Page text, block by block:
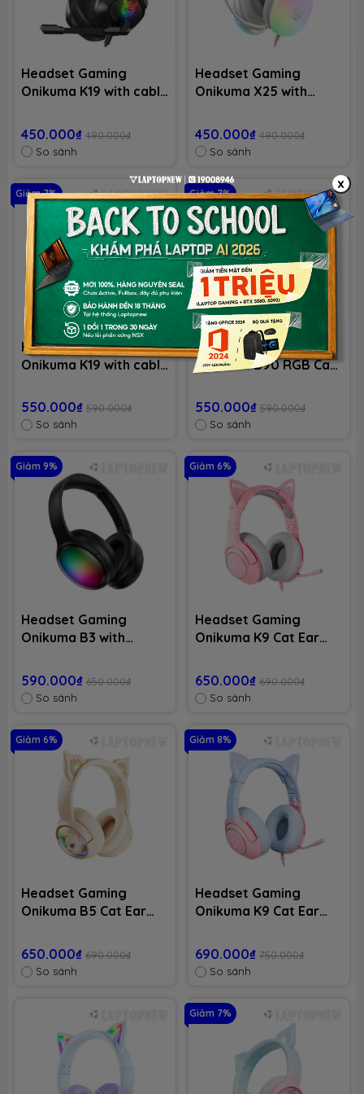
Headset Gaming
Onikuma K19 with cable
450.000₫ 490.000₫
So sánh
Headset Gaming
Onikuma X25 with
450.000₫ 490.000₫
So sánh
Giảm 7%
Headset Gaming
Onikuma K19 with cable
550.000₫ 590.000₫
So sánh
Giảm 7%
Headset Gaming
Onikuma B90 RGB Cat
- Black
550.000₫ 590.000₫
So sánh
Giảm 9%
Headset Gaming
Onikuma B3 with
590.000₫ 650.000₫
So sánh
Giảm 6%
Headset Gaming
Onikuma K9 Cat Ear
Black
650.000₫ 690.000₫
So sánh
Giảm 6%
Headset Gaming
Onikuma B5 Cat Ear
White
650.000₫ 690.000₫
So sánh
Giảm 8%
Headset Gaming
Onikuma K9 Cat Ear
Blue
690.000₫ 750.000₫
So sánh
Giảm 7%
x